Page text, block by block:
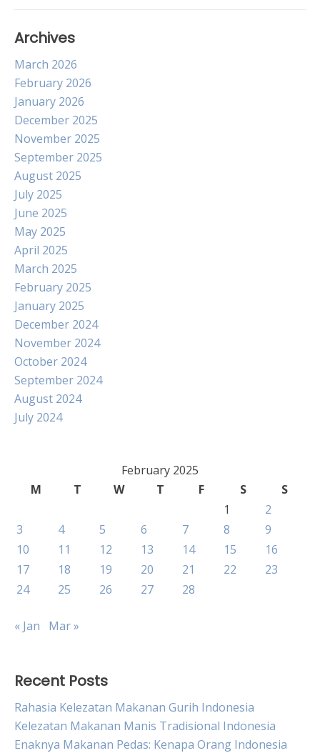
Archives
March 2026
February 2026
January 2026
December 2025
November 2025
September 2025
August 2025
July 2025
June 2025
May 2025
April 2025
March 2025
February 2025
January 2025
December 2024
November 2024
October 2024
September 2024
August 2024
July 2024
February 2025
M
T W T F S
S
1
2
3
4 5 6 7 8
9
10
11 12 13 14 15
16
17
18 19 20 21 22
23
24
25 26 27 28
« Jan Mar »
Recent Posts
Rahasia Kelezatan Makanan Gurih Indonesia
Kelezatan Makanan Manis Tradisional Indonesia
Enaknya Makanan Pedas: Kenapa Orang Indonesia